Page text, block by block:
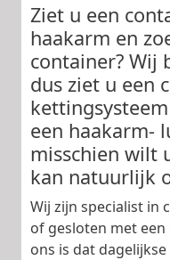
Ziet u een
haakarm en
container? Wij
dus ziet u een
een haakarm-
misschien wilt
kan natuurlijk
Wij zijn specialist in
of gesloten met
ons is dat